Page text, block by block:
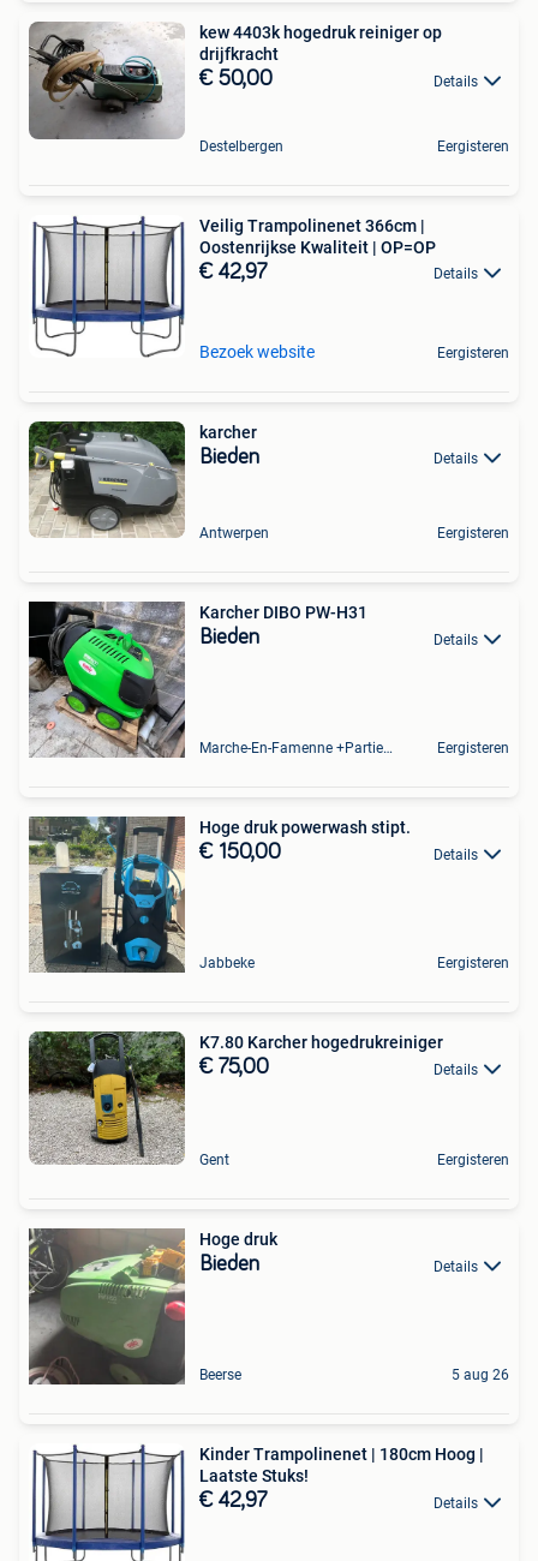
kew 4403k hogedruk reiniger op
drijfkracht
€ 50,00 Details
Destelbergen Eergisteren
Veilig Trampolinenet 366cm |
Oostenrijkse Kwaliteit | OP=OP
€ 42,97 Details
Bezoek website Eergisteren
karcher
Bieden Details
Antwerpen Eergisteren
Karcher DIBO PW-H31
Bieden Details
Marche-En-Famenne +Partie De Baillonville Et Noiseux Eergisteren
Hoge druk powerwash stipt.
€ 150,00 Details
Jabbeke Eergisteren
K7.80 Karcher hogedrukreiniger
€ 75,00 Details
Gent Eergisteren
Hoge druk
Bieden Details
Beerse 5 aug 26
Kinder Trampolinenet | 180cm Hoog |
Laatste Stuks!
€ 42,97 Details